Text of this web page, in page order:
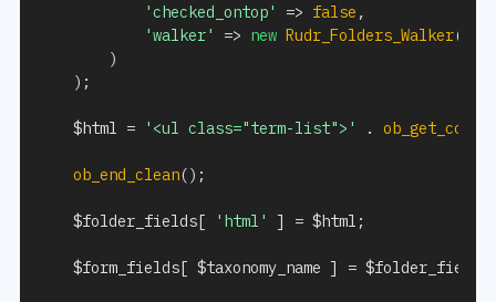
'checked_ontop'
=> false ,
'walker'
=> new Rudr_Folders_Walker(
)
) ;
$html = '<ul class="term-list">' .
ob_end_clean() ;
$folder_fields[ 'html' ] = $html ;
$form_fields[ $taxonomy_name ] = $folder_fields